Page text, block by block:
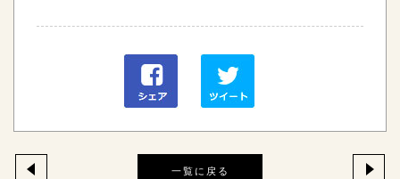
一覧に戻る